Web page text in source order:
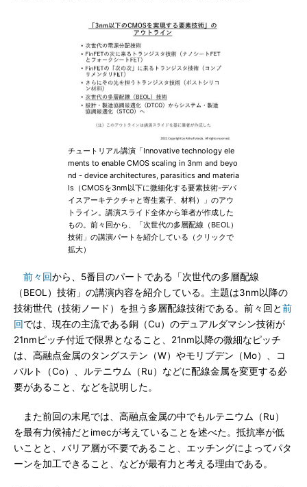
チュートリアル講演「Innovative technology ele
ments to enable CMOS scaling in 3nm and beyo
nd - device architectures, parasitics and materia
ls（CMOSを3nm以下に微細化する要素技術-デバ
イスアーキテクチャと寄生素子、材料）」のアウ
トライン。講演スライド全体から筆者が作成した
もの。前々回から、「次世代の多層配線（BEOL）
技術」の講演パートを紹介している（クリックで
拡大）
前々回から、5番目のパートである「次世代の多層配線
（BEOL）技術」の講演内容を紹介している。主題は3nm以降の
技術世代（技術ノード）を担う多層配線技術である。前々回と前
回では、現在の主流である銅（Cu）のデュアルダマシン技術が
21nmピッチ付近で限界となること、21nm以降の微細なピッチ
は、高融点金属のタングステン（W）やモリブデン（Mo）、コ
バルト（Co）、ルテニウム（Ru）などに配線金属を変更する必
要があること、などを説明した。
また前回の末尾では、高融点金属の中でもルテニウム（Ru）
を最有力候補だとimecが考えていることを述べた。抵抗率が低
いことと、バリア層が不要であること、エッチングによってパタ
ーンを加工できること、などが最有力と考える理由である。